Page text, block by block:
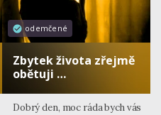
odemčené
Zbytek života zřejmě
obětuji …
Dobrý den, moc ráda bych vás